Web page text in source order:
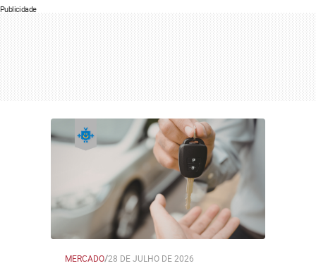
Publicidade
MERCADO/28 DE JULHO DE 2026